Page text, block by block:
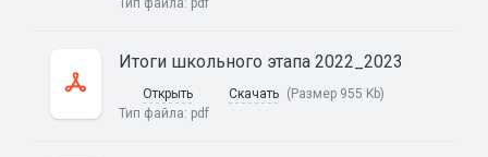
Тип файла: pdf
Итоги школьного этапа 2022_2023
Открыть Скачать (Размер 955 Kb)
Тип файла: pdf